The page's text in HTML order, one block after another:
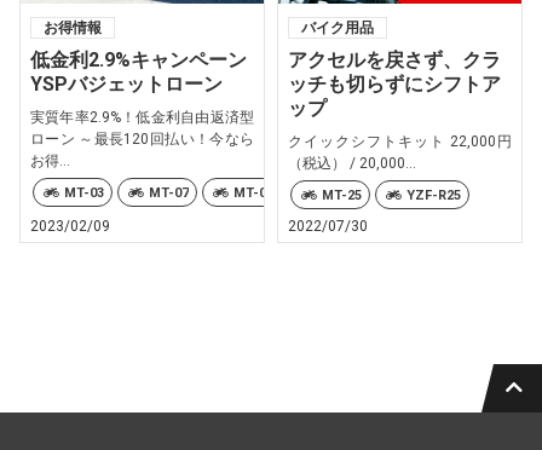
お得情報
低金利2.9%キャンペーン
YSPバジェットローン
実質年率2.9%！低金利自由返済型
ローン ～最長120回払い！今なら
お得...
MT-03 MT-07 MT-09 MT-10 MT-25
2023/02/09
バイク用品
アクセルを戻さず、クラ
ッチも切らずにシフトア
ップ
クイックシフトキット 22,000円
（税込） / 20,000...
MT-25 YZF-R25
2022/07/30